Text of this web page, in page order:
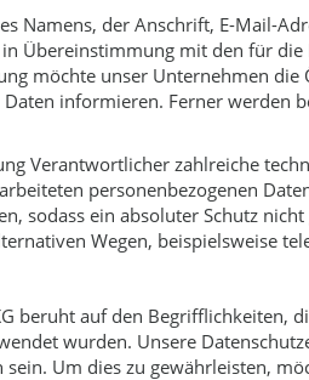
Namens, der Anschrift, E-Mail-
mit den für die
möchte unser Unternehmen
informieren. Ferner werden
Verantwortlicher zahlreiche
personenbezogenen
sodass ein absoluter Schutz
Wegen, beispielsweise
beruht auf den
wurden. Unsere
Um dies zu gewährleisten,